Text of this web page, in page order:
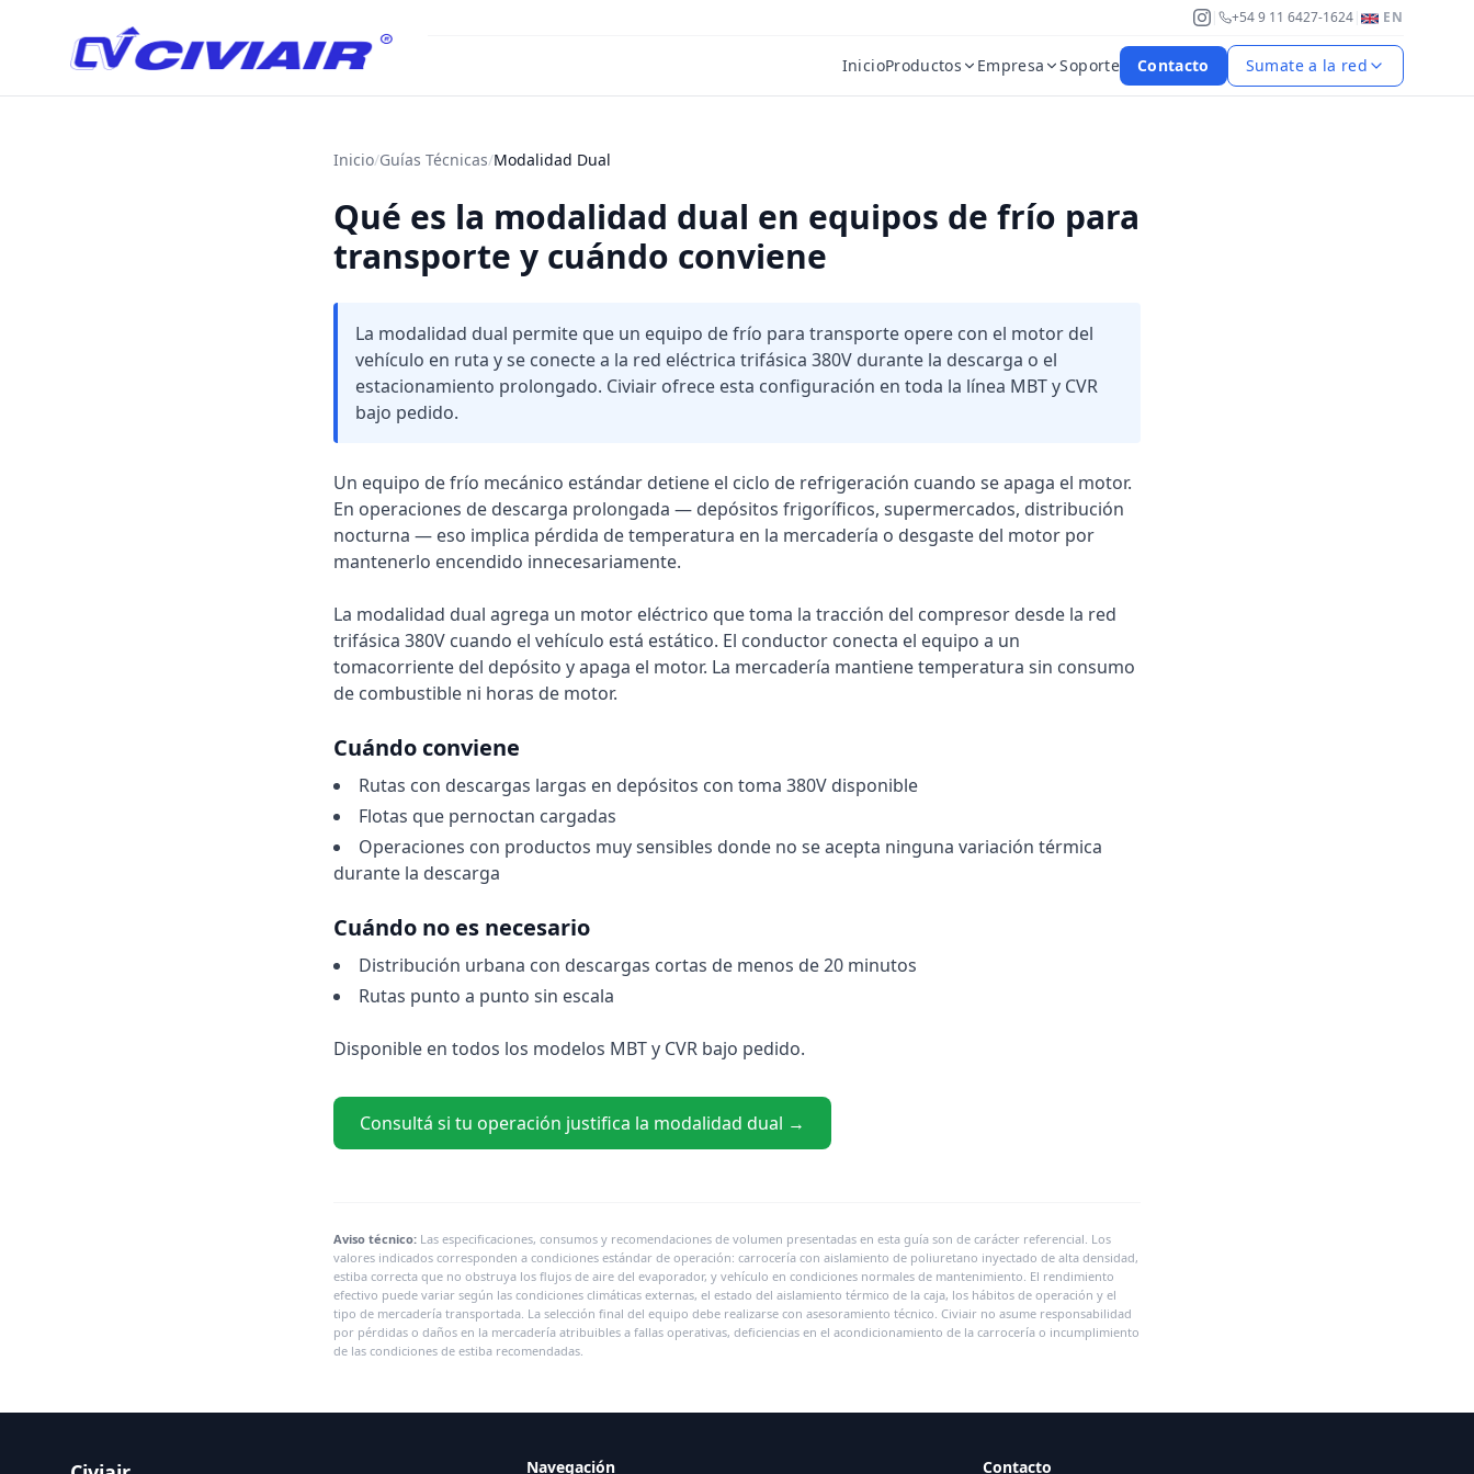
| +54 9 11 6427-1624| EN
InicioProductos Empresa Soporte Contacto Sumate a la red
Inicio/Guías Técnicas/Modalidad Dual
Qué es la modalidad dual en equipos de frío para
transporte y cuándo conviene
La modalidad dual permite que un equipo de frío para transporte opere con el motor del
vehículo en ruta y se conecte a la red eléctrica trifásica 380V durante la descarga o el
estacionamiento prolongado. Civiair ofrece esta configuración en toda la línea MBT y CVR
bajo pedido.
Un equipo de frío mecánico estándar detiene el ciclo de refrigeración cuando se apaga el motor.
En operaciones de descarga prolongada — depósitos frigoríficos, supermercados, distribución
nocturna — eso implica pérdida de temperatura en la mercadería o desgaste del motor por
mantenerlo encendido innecesariamente.
La modalidad dual agrega un motor eléctrico que toma la tracción del compresor desde la red
trifásica 380V cuando el vehículo está estático. El conductor conecta el equipo a un
tomacorriente del depósito y apaga el motor. La mercadería mantiene temperatura sin consumo
de combustible ni horas de motor.
Cuándo conviene
Rutas con descargas largas en depósitos con toma 380V disponible
Flotas que pernoctan cargadas
Operaciones con productos muy sensibles donde no se acepta ninguna variación térmica
durante la descarga
Cuándo no es necesario
Distribución urbana con descargas cortas de menos de 20 minutos
Rutas punto a punto sin escala
Disponible en todos los modelos MBT y CVR bajo pedido.
Consultá si tu operación justifica la modalidad dual →
Aviso técnico: Las especificaciones, consumos y recomendaciones de volumen presentadas en esta guía son de carácter referencial. Los
valores indicados corresponden a condiciones estándar de operación: carrocería con aislamiento de poliuretano inyectado de alta densidad,
estiba correcta que no obstruya los flujos de aire del evaporador, y vehículo en condiciones normales de mantenimiento. El rendimiento
efectivo puede variar según las condiciones climáticas externas, el estado del aislamiento térmico de la caja, los hábitos de operación y el
tipo de mercadería transportada. La selección final del equipo debe realizarse con asesoramiento técnico. Civiair no asume responsabilidad
por pérdidas o daños en la mercadería atribuibles a fallas operativas, deficiencias en el acondicionamiento de la carrocería o incumplimiento
de las condiciones de estiba recomendadas.
Navegación Contacto